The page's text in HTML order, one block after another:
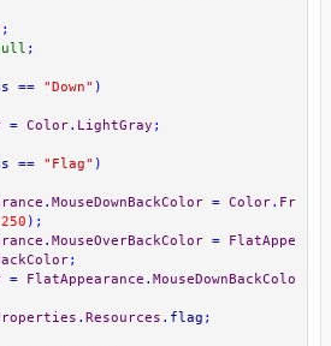
;
;
== "Down" )
= Color. LightGray ;
== "Flag" )
. MouseDownBackColor = Color. Fr
250 );
. MouseOverBackColor =
FlatAppe
;
= FlatAppearance . MouseDownBackColo
. Resources . flag ;